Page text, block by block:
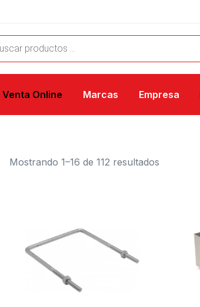
Venta Online Marcas Empresa
Mostrando 1–16 de 112 resultados